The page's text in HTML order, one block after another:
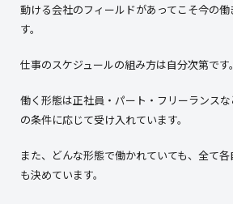
動ける会社のフィールドがあってこそ今の働
す。
仕事のスケジュールの組み方は自分次第です。
働く形態は正社員・パート・フリーランス
の条件に応じて受け入れています。
また、どんな形態で働かれていても、全て
も決めています。